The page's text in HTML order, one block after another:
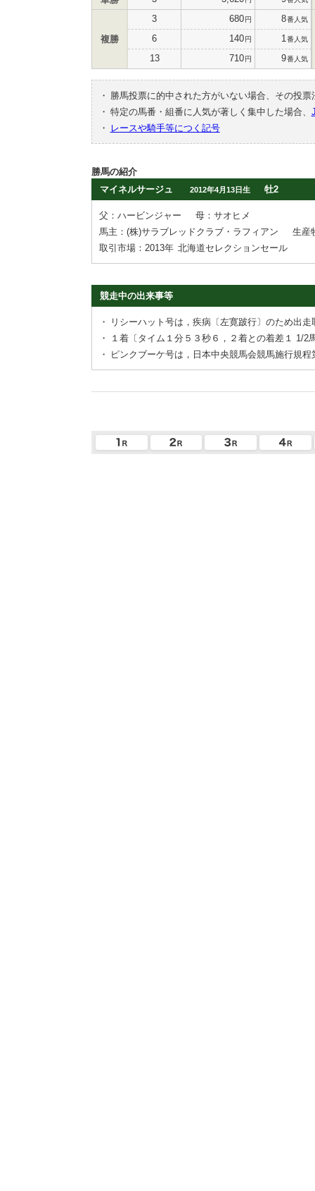
複勝
3 680円 8番人気
6 140円 1 番人気
13 710円 9番人気
・
勝馬投票に的中された方がいない場合、その投
・ 特定の馬番・組番に人気が著しく集中した場合、
・
レースや騎手等につく記号
勝馬の紹介
マイネルサージュ
2012年4月13日生 牡2
父：ハービンジャー
母：サオヒメ
馬主：(株)サラブレッドクラブ・ラフィアン
生産
取引市場：2013年 北海道セレクションセール
競走中の出来事等
・
リシーハット号は，疾病〔左寛跛行〕のため出走
・
１着〔タイム１分５３秒６，２着との着差１ 1/
・
ピンクブーケ号は，日本中央競馬会競馬施行規